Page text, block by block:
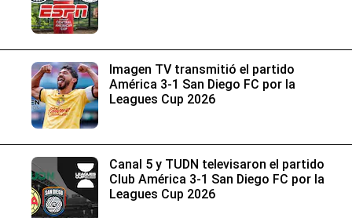
Imagen TV transmitió el partido
América 3-1 San Diego FC por la
Leagues Cup 2026
Canal 5 y TUDN televisaron el partido
Club América 3-1 San Diego FC por la
Leagues Cup 2026